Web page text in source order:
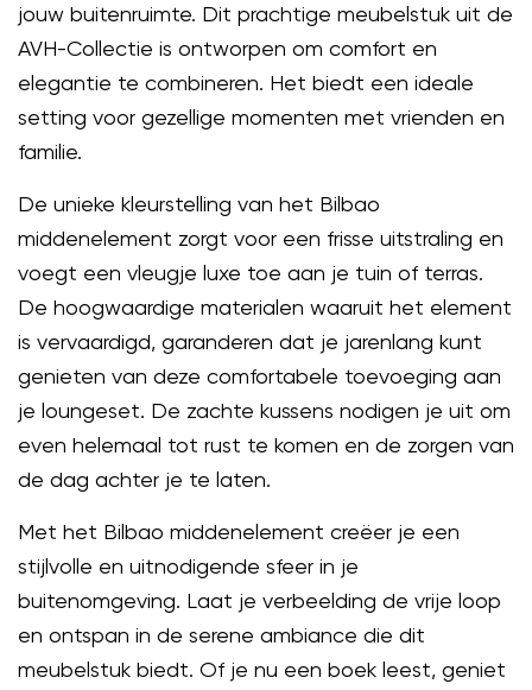
jouw buitenruimte. Dit prachtige meubelstuk uit de
AVH-Collectie is ontworpen om comfort en
elegantie te combineren. Het biedt een ideale
setting voor gezellige momenten met vrienden en
familie.
De unieke kleurstelling van het Bilbao
middenelement zorgt voor een frisse uitstraling en
voegt een vleugje luxe toe aan je tuin of terras.
De hoogwaardige materialen waaruit het element
is vervaardigd, garanderen dat je jarenlang kunt
genieten van deze comfortabele toevoeging aan
je loungeset. De zachte kussens nodigen je uit om
even helemaal tot rust te komen en de zorgen van
de dag achter je te laten.
Met het Bilbao middenelement creëer je een
stijlvolle en uitnodigende sfeer in je
buitenomgeving. Laat je verbeelding de vrije loop
en ontspan in de serene ambiance die dit
meubelstuk biedt. Of je nu een boek leest, geniet